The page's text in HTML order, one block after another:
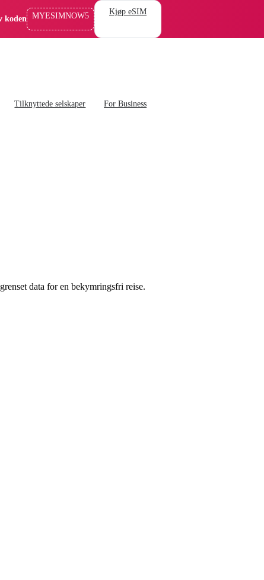
koden MYESIMNOW5 Kjøp eSIM
Tilknyttede selskaper For Business
data for en bekymringsfri reise.